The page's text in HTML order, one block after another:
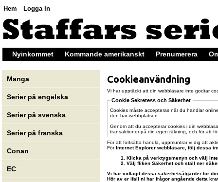
Hem Logga In
Nyinkommet Kommande amerikanskt Prenumerera
Manga
Serier på engelska
Serier på svenska
Serier på franska
Conan
EC
Cookieanvändning
Vi har upptäckt att din webbläsare inte godtar
Cookie Sekretess och Säkerhet
Cookies måste accepteras när du handlar
den här webbplatsen.
Genom att du accepterar cookies i din
transaktioner på din egen räkning, och för att
För att fortsätta handla, uppmuntrar vi dig att
FörInternet Explorer webbläsare, följ dessa
Klicka på verktygsmenyn och välj
Välj fliken Säkerhet och ställ ner
Vi har vidtagit dessa säkerhetsåtgärder för
Hör av er ifall ni har frågor angående detta